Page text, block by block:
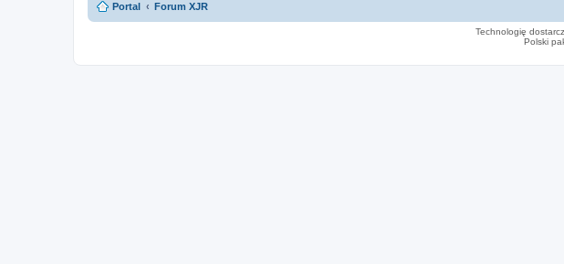
Portal Forum XJR
Technologię
Polski